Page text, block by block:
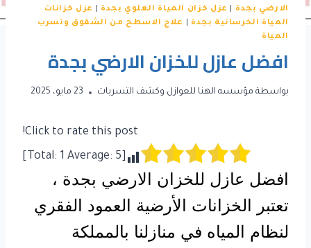
الارضي بجدة
عزل خزان المياة العلوي بجدة
عزل خزانات
المياة الخرسانية بجدة
علاج الاسطح من الشقوق وتسرب
المياة
افضل عازل للخزان الارضي بجدة
بواسطة مؤسسه الهنا للعوازل وكشف التسربات 23 مايو، 2025
Click to rate this post!
1 Average: 5
افضل عازل للخزان الارضي بجدة ،
تعتبر الخزانات الأرضية العمود الفقري
لنظام المياه في منازلنا بالمملكة